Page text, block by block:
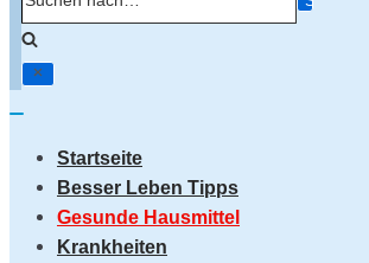
nach…
Startseite
Besser Leben Tipps
Gesunde Hausmittel
Krankheiten